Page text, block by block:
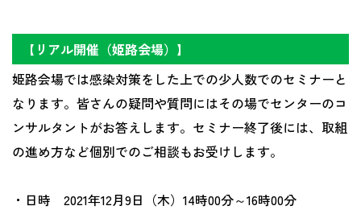
【リアル開催（姫路会場）】
姫路会場では感染対策をした上での少人数でのセミナーと
なります。皆さんの疑問や質問にはその場でセンターのコ
ンサルタントがお答えします。セミナー終了後には、取組
の進め方など個別でのご相談もお受けします。
・日時 2021年12月9日（木）14時00分～16時00分